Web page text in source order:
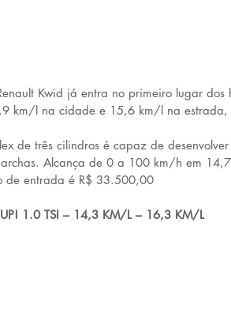
Kwid já entra no primeiro lugar dos
km/l na cidade e 15,6 km/l na estrada,
de três cilindros é capaz de
Alcança de 0 a 100 km/h em
de entrada é R$ 33.500,00
1.0 TSI – 14,3 KM/L – 16,3 KM/L